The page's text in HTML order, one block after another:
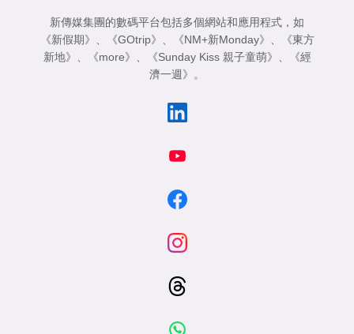
新傳媒集團的數碼平台包括多個網站和應用程式，如
《新假期》
《GOtrip》 《NM+新Monday》
《東方
新地》
《more》 《Sunday Kiss 親子童萌》
《經
濟一週》
。